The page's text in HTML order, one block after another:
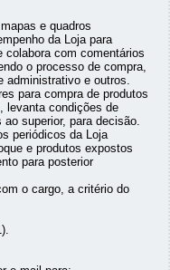
e quadros
da Loja para
colabora com comentários
o processo de compra,
administrativo e outros.
para compra de produtos
levanta condições de
superior, para decisão.
periódicos da Loja
e produtos expostos
para posterior
o cargo, a critério do